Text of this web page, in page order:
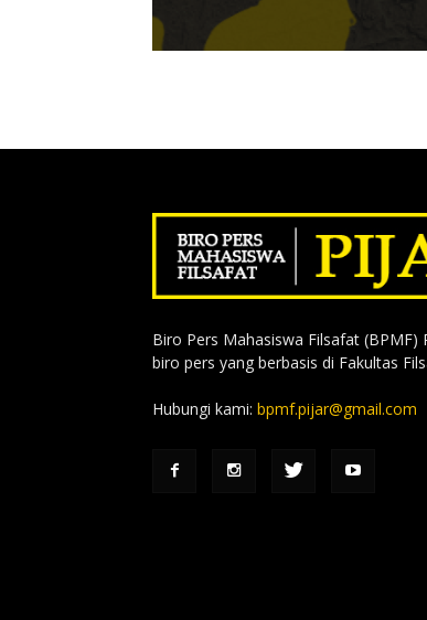
Biro Pers Mahasiswa Filsafat (BPMF)
biro pers yang berbasis di Fakultas
Hubungi kami: bpmf.pijar@gmail.com